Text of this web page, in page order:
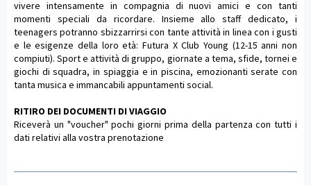
vivere intensamente in compagnia di nuovi amici e con tanti
momenti speciali da ricordare. Insieme allo staff dedicato, i
teenagers potranno sbizzarrirsi con tante attività in linea con i gusti
e le esigenze della loro età: Futura X Club Young (12-15 anni non
compiuti). Sport e attività di gruppo, giornate a tema, sfide, tornei e
giochi di squadra, in spiaggia e in piscina, emozionanti serate con
tanta musica e immancabili appuntamenti social.
RITIRO DEI DOCUMENTI DI VIAGGIO
Riceverà un "voucher" pochi giorni prima della partenza con tutti i
dati relativi alla vostra prenotazione